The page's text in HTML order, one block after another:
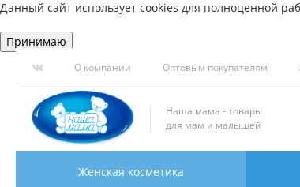
Данный сайт использует cookies для полноценной
Принимаю
О компании Оптовым покупателям
Наша мама - товары
для мам и малышей
Женская косметика